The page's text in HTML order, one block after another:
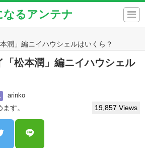
なるアンテナ
潤」編ニイハウシェルはいくら？
「松本潤」編ニイハウシェル
arinko
す。 19,857 Views